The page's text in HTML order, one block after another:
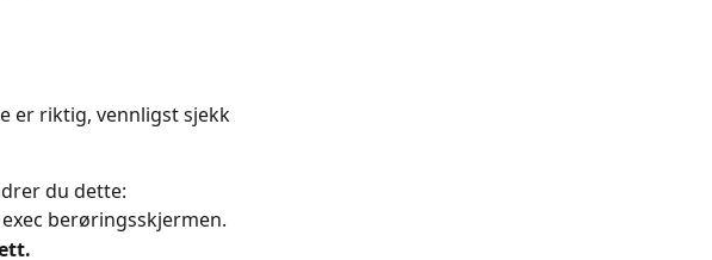
er riktig, vennligst sjekk
du dette:
berøringsskjermen.